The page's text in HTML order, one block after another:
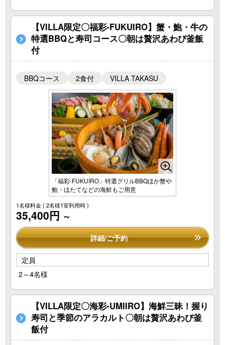
【VILLA限定〇福彩-FUKUIRO】蟹・鮑・牛の
特選BBQと寿司コース〇朝は贅沢あわび釜飯
付
BBQコース 2食付 VILLA TAKASU
「福彩-FUKUIRO」特選グリルBBQほか蟹や
鮑・ほたてなどの海鮮もご用意
1名様料金( 2名様1室利用時 )
35,400円 ～
詳細/ご予約
定員
2～4名様
【VILLA限定〇海彩-UMIIRO】海鮮三昧！握り
寿司と季節のアラカルト〇朝は贅沢あわび釜
飯付